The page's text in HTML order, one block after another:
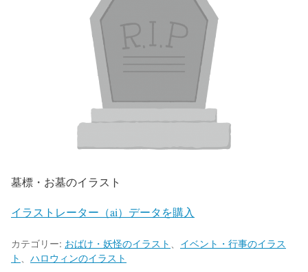
墓標・お墓のイラスト
イラストレーター（ai）データを購入
カテゴリー: おばけ・妖怪のイラスト
イベント・行事のイラス
ト
ハロウィンのイラスト